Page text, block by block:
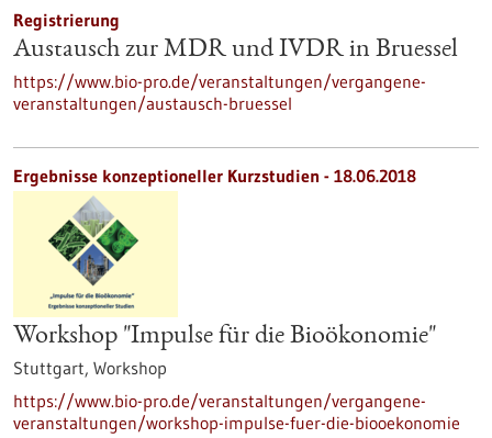
Registrierung
Austausch zur MDR und IVDR in Bruessel
https://www.bio-pro.de/veranstaltungen/vergangene-
veranstaltungen/austausch-bruessel
Ergebnisse konzeptioneller Kurzstudien - 18.06.2018
Workshop "Impulse für die Bioökonomie"
Stuttgart, Workshop
https://www.bio-pro.de/veranstaltungen/vergangene-
veranstaltungen/workshop-impulse-fuer-die-biooekonomie